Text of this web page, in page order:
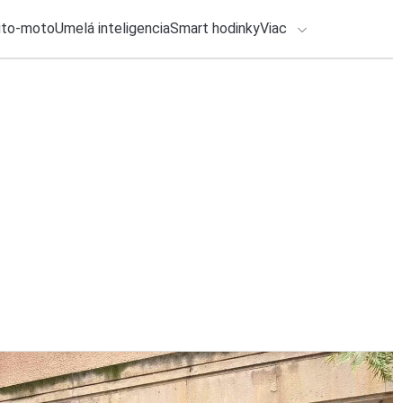
motoUmelá inteligenciaSmart hodinkyViac